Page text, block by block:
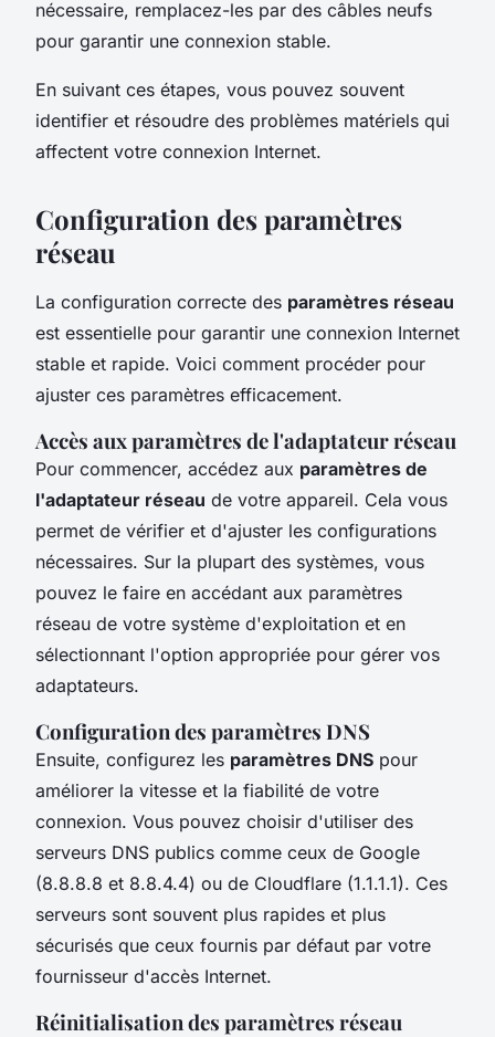
nécessaire, remplacez-les par des câbles neufs
pour garantir une connexion stable.
En suivant ces étapes, vous pouvez souvent
identifier et résoudre des problèmes matériels qui
affectent votre connexion Internet.
Configuration des paramètres
réseau
La configuration correcte des paramètres réseau
est essentielle pour garantir une connexion Internet
stable et rapide. Voici comment procéder pour
ajuster ces paramètres efficacement.
Accès aux paramètres de l'adaptateur réseau
Pour commencer, accédez aux paramètres de
l'adaptateur réseau de votre appareil. Cela vous
permet de vérifier et d'ajuster les configurations
nécessaires. Sur la plupart des systèmes, vous
pouvez le faire en accédant aux paramètres
réseau de votre système d'exploitation et en
sélectionnant l'option appropriée pour gérer vos
adaptateurs.
Configuration des paramètres DNS
Ensuite, configurez les paramètres DNS pour
améliorer la vitesse et la fiabilité de votre
connexion. Vous pouvez choisir d'utiliser des
serveurs DNS publics comme ceux de Google
(8.8.8.8 et 8.8.4.4) ou de Cloudflare (1.1.1.1). Ces
serveurs sont souvent plus rapides et plus
sécurisés que ceux fournis par défaut par votre
fournisseur d'accès Internet.
Réinitialisation des paramètres réseau